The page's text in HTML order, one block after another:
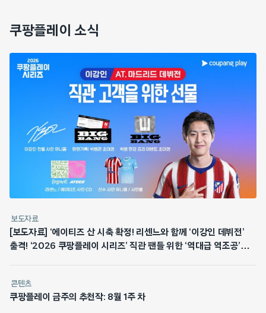
쿠팡플레이 소식
보도자료
[보도자료] ‘에이티즈 산 시축 확정! 리센느와 함께 ‘이강인 데뷔전’
출격! ‘2026 쿠팡플레이 시리즈’ 직관 팬들 위한 ‘역대급 역조공’
콘텐츠
쿠팡플레이 금주의 추천작: 8월 1주 차